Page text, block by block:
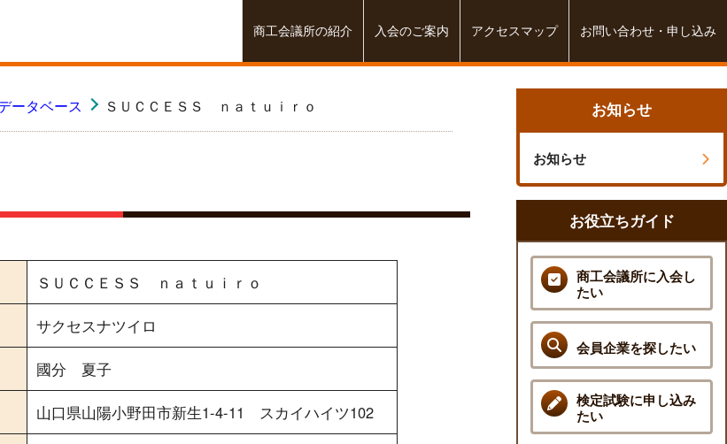
商工会議所の紹介 入会のご案内 アクセスマップ お問い合わせ・申し込み
ータベース ＳＵＣＣＥＳＳ ｎａｔｕｉｒｏ
ＳＵＣＣＥＳＳ ｎａｔｕｉｒｏ
サクセスナツイロ
國分 夏子
山口県山陽小野田市新生1-4-11 スカイハイツ102
お知らせ
お知らせ
お役立ちガイド
商工会議所に入会し
たい
会員企業を探したい
検定試験に申し込み
たい